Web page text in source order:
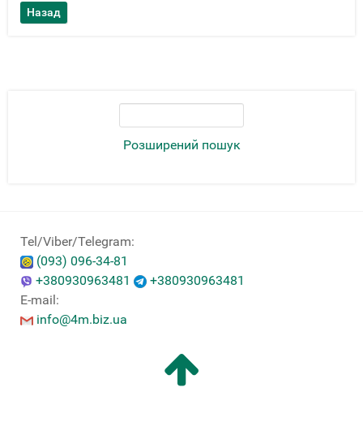
Розширений пошук
Tel/Viber/Telegram:
(093) 096-34-81
+380930963481
+380930963481
E-mail:
info@4m.biz.ua